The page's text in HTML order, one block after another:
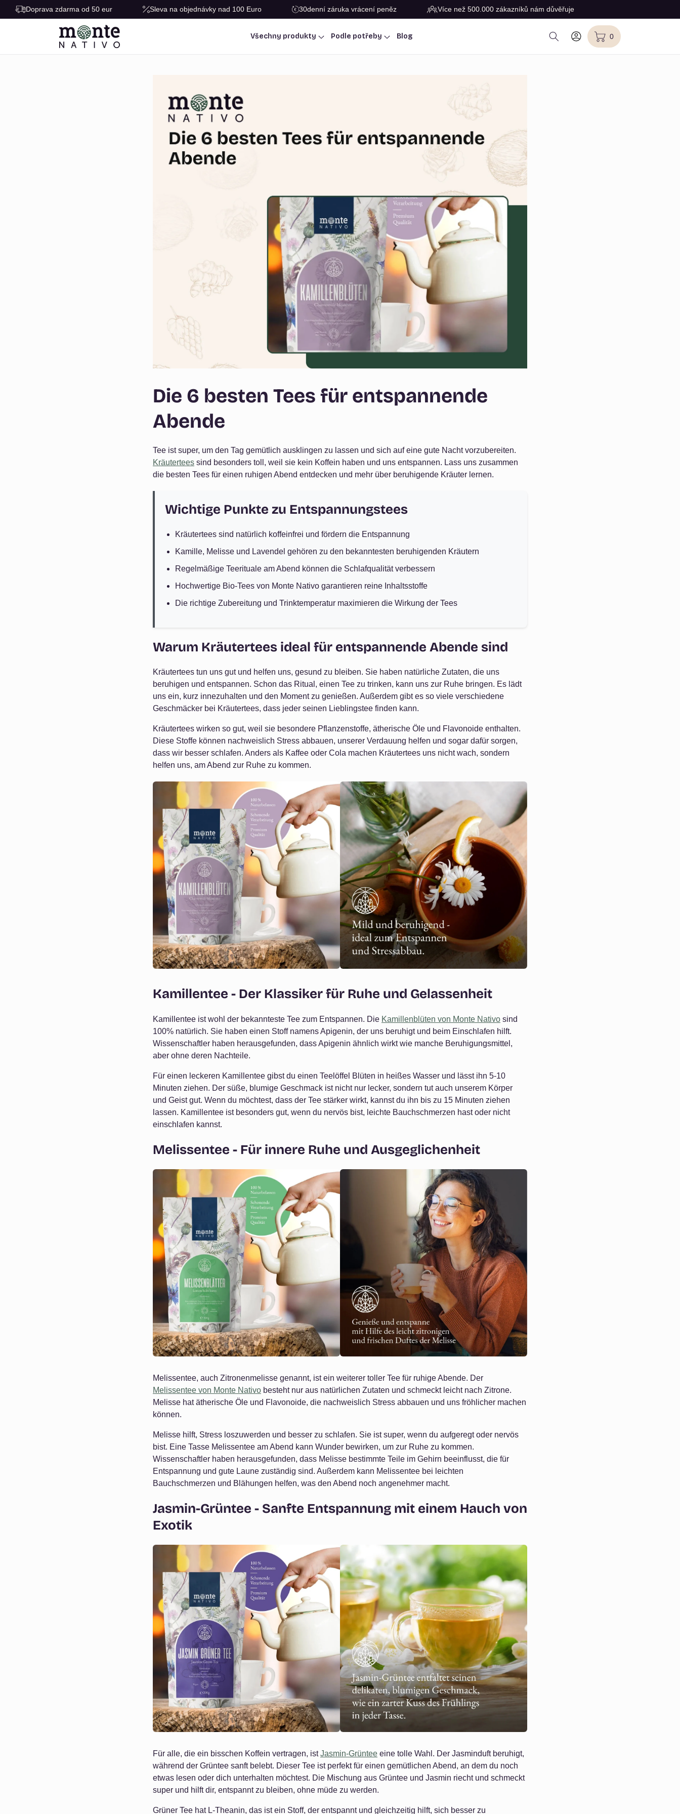
Přejít k obsahu
Doprava zdarma od 50 eur Sleva na objednávky nad 100 Euro 30denní záruka vrácení peněz Více než 500.000 zákazníků nám důvěřuje
Všechny produkty Podle potřeby Blog
Přihlásit
Košík0
0
polož.
Die 6 besten Tees für entspannende
Abende
Tee ist super, um den Tag gemütlich ausklingen zu lassen und sich auf eine gute Nacht vorzubereiten.
Kräutertees sind besonders toll, weil sie kein Koffein haben und uns entspannen. Lass uns zusammen
die besten Tees für einen ruhigen Abend entdecken und mehr über beruhigende Kräuter lernen.
Wichtige Punkte zu Entspannungstees
Kräutertees sind natürlich koffeinfrei und fördern die Entspannung
Kamille, Melisse und Lavendel gehören zu den bekanntesten beruhigenden Kräutern
Regelmäßige Teerituale am Abend können die Schlafqualität verbessern
Hochwertige Bio-Tees von Monte Nativo garantieren reine Inhaltsstoffe
Die richtige Zubereitung und Trinktemperatur maximieren die Wirkung der Tees
Warum Kräutertees ideal für entspannende Abende sind
Kräutertees tun uns gut und helfen uns, gesund zu bleiben. Sie haben natürliche Zutaten, die uns
beruhigen und entspannen. Schon das Ritual, einen Tee zu trinken, kann uns zur Ruhe bringen. Es lädt
uns ein, kurz innezuhalten und den Moment zu genießen. Außerdem gibt es so viele verschiedene
Geschmäcker bei Kräutertees, dass jeder seinen Lieblingstee finden kann.
Kräutertees wirken so gut, weil sie besondere Pflanzenstoffe, ätherische Öle und Flavonoide enthalten.
Diese Stoffe können nachweislich Stress abbauen, unserer Verdauung helfen und sogar dafür sorgen,
dass wir besser schlafen. Anders als Kaffee oder Cola machen Kräutertees uns nicht wach, sondern
helfen uns, am Abend zur Ruhe zu kommen.
Kamillentee - Der Klassiker für Ruhe und Gelassenheit
Kamillentee ist wohl der bekannteste Tee zum Entspannen. Die Kamillenblüten von Monte Nativo sind
100% natürlich. Sie haben einen Stoff namens Apigenin, der uns beruhigt und beim Einschlafen hilft.
Wissenschaftler haben herausgefunden, dass Apigenin ähnlich wirkt wie manche Beruhigungsmittel,
aber ohne deren Nachteile.
Für einen leckeren Kamillentee gibst du einen Teelöffel Blüten in heißes Wasser und lässt ihn 5-10
Minuten ziehen. Der süße, blumige Geschmack ist nicht nur lecker, sondern tut auch unserem Körper
und Geist gut. Wenn du möchtest, dass der Tee stärker wirkt, kannst du ihn bis zu 15 Minuten ziehen
lassen. Kamillentee ist besonders gut, wenn du nervös bist, leichte Bauchschmerzen hast oder nicht
einschlafen kannst.
Melissentee - Für innere Ruhe und Ausgeglichenheit
Melissentee, auch Zitronenmelisse genannt, ist ein weiterer toller Tee für ruhige Abende. Der
Melissentee von Monte Nativo besteht nur aus natürlichen Zutaten und schmeckt leicht nach Zitrone.
Melisse hat ätherische Öle und Flavonoide, die nachweislich Stress abbauen und uns fröhlicher machen
können.
Melisse hilft, Stress loszuwerden und besser zu schlafen. Sie ist super, wenn du aufgeregt oder nervös
bist. Eine Tasse Melissentee am Abend kann Wunder bewirken, um zur Ruhe zu kommen.
Wissenschaftler haben herausgefunden, dass Melisse bestimmte Teile im Gehirn beeinflusst, die für
Entspannung und gute Laune zuständig sind. Außerdem kann Melissentee bei leichten
Bauchschmerzen und Blähungen helfen, was den Abend noch angenehmer macht.
Jasmin-Grüntee - Sanfte Entspannung mit einem Hauch von
Exotik
Für alle, die ein bisschen Koffein vertragen, istJasmin-Grüntee eine tolle Wahl. Der Jasminduft beruhigt,
während der Grüntee sanft belebt. Dieser Tee ist perfekt für einen gemütlichen Abend, an dem du noch
etwas lesen oder dich unterhalten möchtest. Die Mischung aus Grüntee und Jasmin riecht und schmeckt
super und hilft dir, entspannt zu bleiben, ohne müde zu werden.
Grüner Tee hat L-Theanin, das ist ein Stoff, der entspannt und gleichzeitig hilft, sich besser zu